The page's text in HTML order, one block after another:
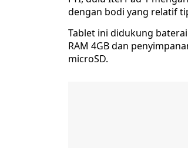
dengan bodi yang relatif
Tablet ini didukung baterai
RAM 4GB dan
microSD.